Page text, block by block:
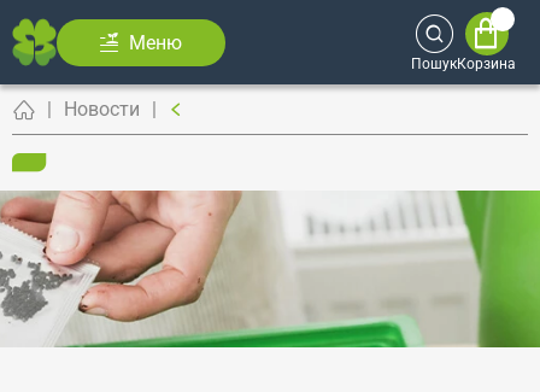
Меню
ПошукКорзина
Новости